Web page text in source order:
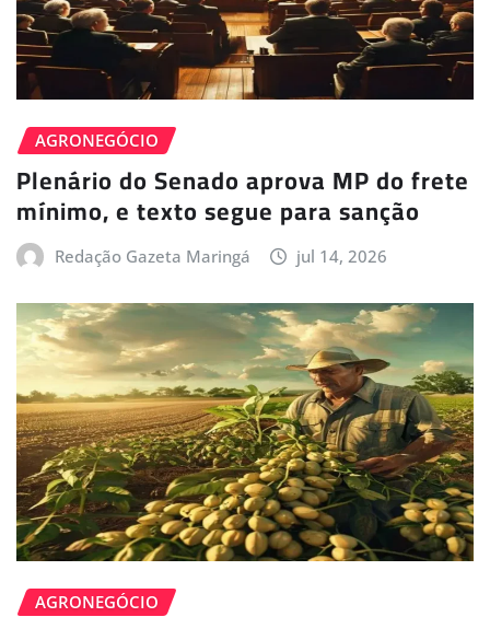
AGRONEGÓCIO
Plenário do Senado aprova MP do frete
mínimo, e texto segue para sanção
Redação Gazeta Maringá jul 14, 2026
AGRONEGÓCIO